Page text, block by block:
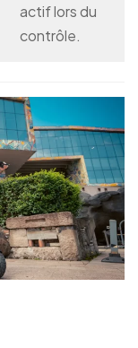
actif lors du
contrôle.